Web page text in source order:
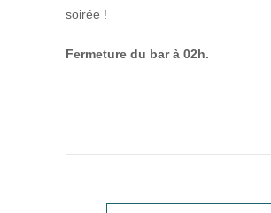
soirée !
Fermeture du bar à 02h.